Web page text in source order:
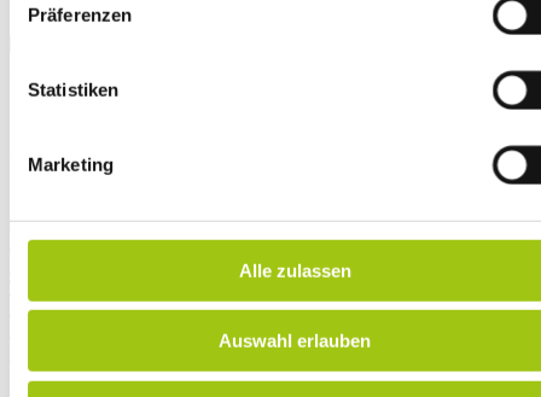
Präferenzen
Statistiken
Marketing
Alle zulassen
Auswahl erlauben
Kursbereich (Kunden-Login)
Akademie
Referent/innen